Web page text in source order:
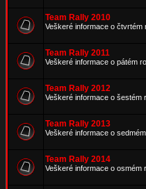
Team Rally 2010
Veškeré informace o čtvrtém
Team Rally 2011
Veškeré informace o pátém
Team Rally 2012
Veškeré informace o šestém
Team Rally 2013
Veškeré informace o
Team Rally 2014
Veškeré informace o osmém